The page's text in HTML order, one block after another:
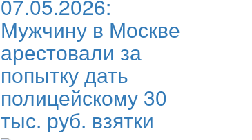
07.05.2026:
Мужчину в Москве
арестовали за
попытку дать
полицейскому 30
тыс. руб. взятки